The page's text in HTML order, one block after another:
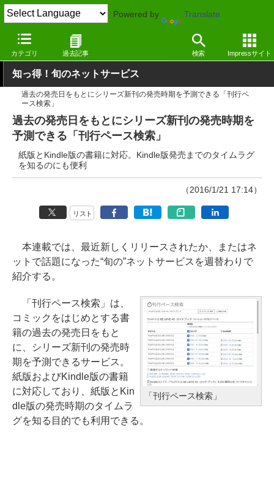
Powered by Translate
カテゴリ 過去記事 検索 Impressサイト
窓の杜 ライフ 趣味
知っ得！旬のネットサービス
過去の発売日をもとにシリーズ新刊の発売時期を予測できる「刊行ペ
ース検索」
過去の発売日をもとにシリーズ新刊の発売時期を
予測できる「刊行ペース検索」
紙版とKindle版の書籍に対応。Kindle版発売までのタイムラグ
を知るのにも便利
（2016/1/21 17:14）
リスト
本連載では、最近新しくリリースされたか、またはネ
ットで話題になった“旬の”ネットサービスを週替わりで
紹介する。
「刊行ペース検索」
「刊行ペース検索」は、
コミックをはじめとする書
籍の過去の発売日をもと
に、シリーズ新刊の発売時
期を予測できるサービス。
紙版およびKindle版の書籍
に対応しており、紙版とKin
dle版の発売時期のタイムラ
グを知る目的でも利用できる。